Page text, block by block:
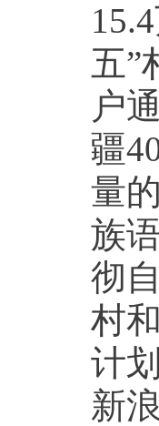
五”
户
疆
量
族
彻
村
计
新